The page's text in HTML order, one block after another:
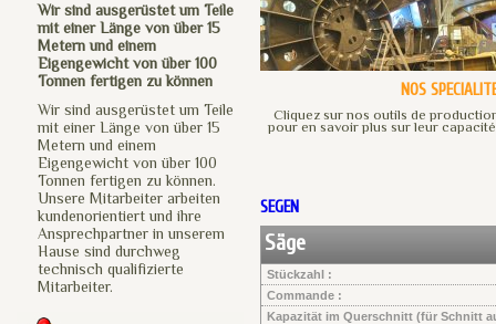
Wir sind ausgerüstet um Teile
mit einer Länge von über 15
Metern und einem
Eigengewicht von über 100
Tonnen fertigen zu können
Wir sind ausgerüstet um Teile
mit einer Länge von über 15
Metern und einem
Eigengewicht von über 100
Tonnen fertigen zu können.
Unsere Mitarbeiter arbeiten
kundenorientiert und ihre
Ansprechpartner in unserem
Hause sind durchweg
technisch qualifizierte
Mitarbeiter.
NOS
Cliquez sur nos outils de
pour en savoir plus sur leur
SEGEN
Säge
Stückzahl :
Commande :
Kapazität im Querschnitt (für Schnitt